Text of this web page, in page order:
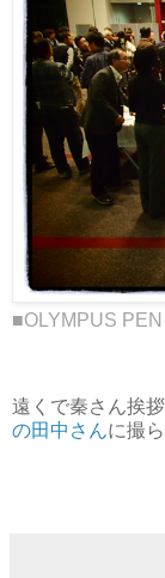
■OLYMPUS
遠くで秦さん挨
の田中さんに撮